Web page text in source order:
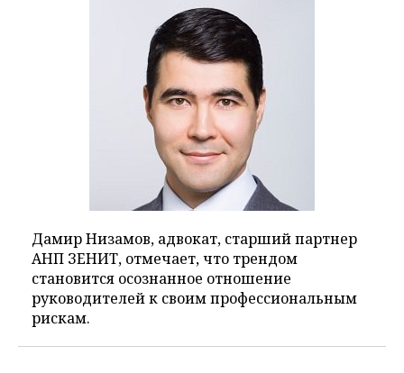
Дамир Низамов, адвокат, старший партнер
АНП ЗЕНИТ, отмечает, что трендом
становится осознанное отношение
руководителей к своим профессиональным
рискам.